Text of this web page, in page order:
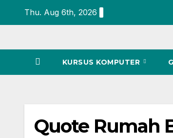
Thu. Aug 6th, 2026
KURSUS KOMPUTER
Quote Rumah